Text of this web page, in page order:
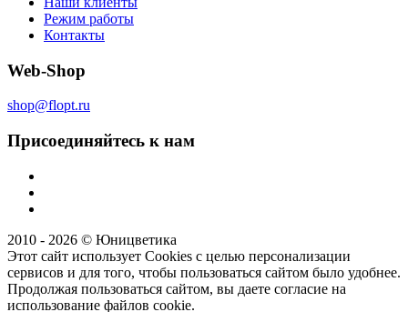
Режим работы
Контакты
Web-Shop
shop@flopt.ru
Присоединяйтесь к нам
2010 - 2026 © Юницветика
Этот сайт использует Cookies с целью персонализации
сервисов и для того, чтобы пользоваться сайтом было удобнее.
Продолжая пользоваться сайтом, вы даете согласие на
использование файлов cookie.